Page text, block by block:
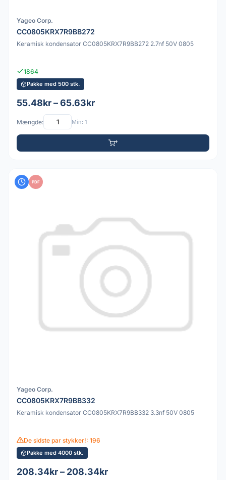
Yageo Corp.
CC0805KRX7R9BB272
Keramisk kondensator CC0805KRX7R9BB272 2.7nf 50V 0805
1864
Pakke med 500 stk.
55.48kr – 65.63kr
Mængde: Min: 1
PDF
Yageo Corp.
CC0805KRX7R9BB332
Keramisk kondensator CC0805KRX7R9BB332 3.3nf 50V 0805
De sidste par stykker!: 196
Pakke med 4000 stk.
208.34kr – 208.34kr